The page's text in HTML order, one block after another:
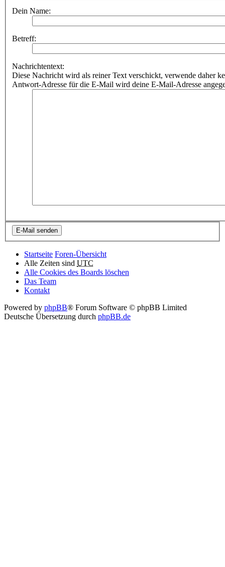
Dein Name:
Betreff:
Nachrichtentext:
Diese Nachricht wird als reiner Text verschickt, verwende daher
Antwort-Adresse für die E-Mail wird deine E-Mail-Adresse
Startseite Foren-Übersicht
Alle Zeiten sind UTC
Alle Cookies des Boards löschen
Das Team
Kontakt
Powered by phpBB® Forum Software © phpBB Limited
Deutsche Übersetzung durch phpBB.de